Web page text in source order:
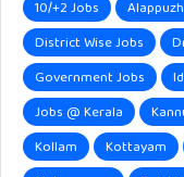
10/+2 Jobs
District Wise Jobs
Government Jobs
Jobs @ Kerala
Kollam
Kottayam